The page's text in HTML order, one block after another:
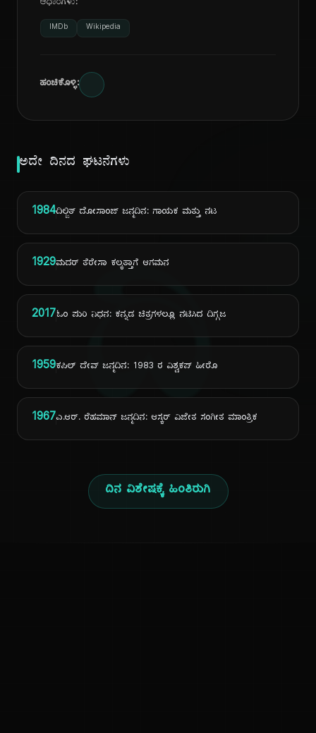
ದಿ
ಆಧಾರಗಳು:
IMDb Wikipedia
ಹಂಚಿಕೊಳ್ಳಿ:
ಅದೇ ದಿನದ ಘಟನೆಗಳು
1984ದಿಲ್ಜಿತ್ ದೋಸಾಂಜ್ ಜನ್ಮದಿನ: ಗಾಯಕ ಮತ್ತು ನಟ
1929ಮದರ್ ತೆರೇಸಾ ಕಲ್ಕತ್ತಾಗೆ ಆಗಮನ
2017ಓಂ ಪುರಿ ನಿಧನ: ಕನ್ನಡ ಚಿತ್ರಗಳಲ್ಲೂ ನಟಿಸಿದ ದಿಗ್ಗಜ
1959ಕಪಿಲ್ ದೇವ್ ಜನ್ಮದಿನ: 1983 ರ ವಿಶ್ವಕಪ್ ಹೀರೊ
1967ಎ.ಆರ್. ರೆಹಮಾನ್ ಜನ್ಮದಿನ: ಆಸ್ಕರ್ ವಿಜೇತ ಸಂಗೀತ ಮಾಂತ್ರಿಕ
ದಿನ ವಿಶೇಷಕ್ಕೆ ಹಿಂತಿರುಗಿ